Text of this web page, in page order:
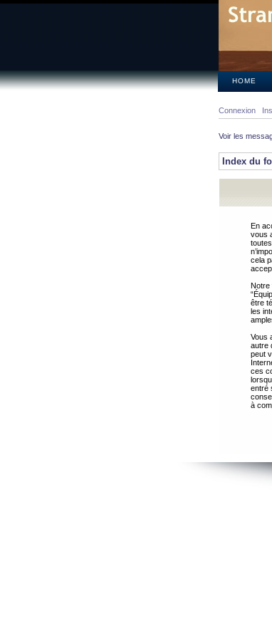
HOME
Connexion
Voir les
Index du
En
vous
cela
Notre
être
les
Vous
autre
peut
ces
entré
à